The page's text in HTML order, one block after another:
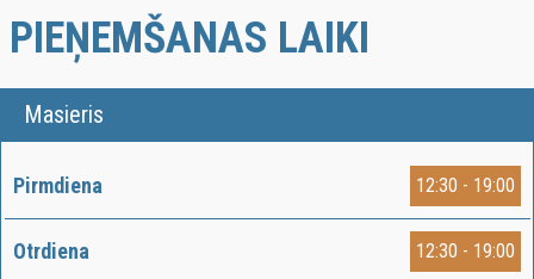
PIEŅEMŠANAS LAIKI
Masieris
Pirmdiena 12:30 - 19:00
Otrdiena 12:30 - 19:00